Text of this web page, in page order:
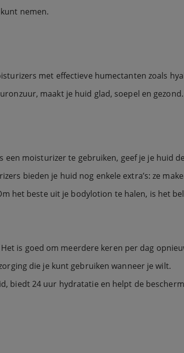
nemen.
met effectieve humectanten zoals
maakt je huid glad, soepel en gezond.
moisturizer te gebruiken, geef je je huid de
bieden je huid nog enkele extra’s: ze
het beste uit je bodylotion te halen, is het
is goed om meerdere keren per dag
die je kunt gebruiken wanneer je wilt.
biedt 24 uur hydratatie en helpt de